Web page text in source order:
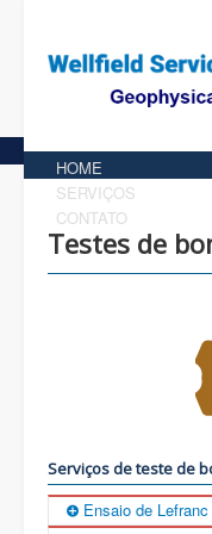
HOME
SERVIÇOS
CONTATO
Testes de
Serviços de teste de
Ensaio de Lefranc